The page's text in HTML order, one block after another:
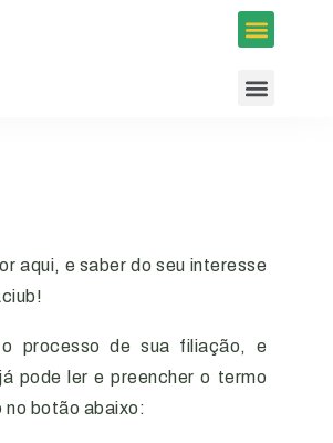
aqui, e saber do seu interesse
o processo de sua filiação, e
pode ler e preencher o termo
botão abaixo: